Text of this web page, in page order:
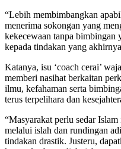
“Lebih membimbangkan
menerima sokongan yang
kekecewaan tanpa bimbingan
kepada tindakan yang
Katanya, isu ‘coach cerai’
memberi nasihat berkaitan
ilmu, kefahaman serta
terus terpelihara dan
“Masyarakat perlu sedar
melalui islah dan rundingan
tindakan drastik. Justeru,